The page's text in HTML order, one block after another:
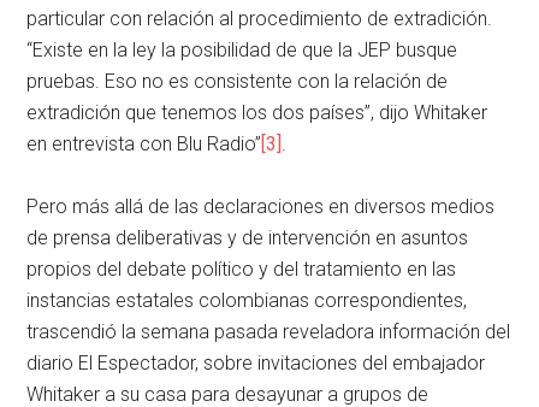
particular con relación al procedimiento de extradición.
“Existe en la ley la posibilidad de que la JEP busque
pruebas. Eso no es consistente con la relación de
extradición que tenemos los dos países”, dijo Whitaker
en entrevista con Blu Radio”[3].
Pero más allá de las declaraciones en diversos medios
de prensa deliberativas y de intervención en asuntos
propios del debate político y del tratamiento en las
instancias estatales colombianas correspondientes,
trascendió la semana pasada reveladora información del
diario El Espectador, sobre invitaciones del embajador
Whitaker a su casa para desayunar a grupos de